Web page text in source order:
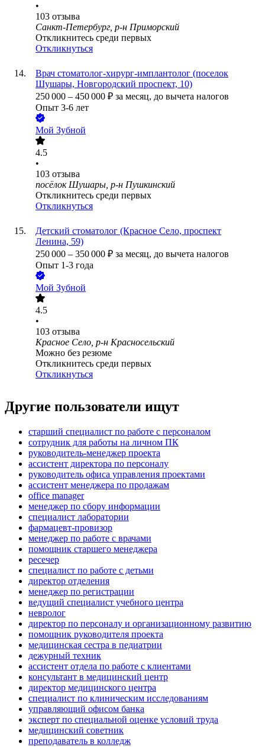
•
103 отзыва
Санкт-Петербург, р-н Приморский
Откликнитесь среди первых
Откликнуться
Врач стоматолог-хирург-имплантолог (поселок
Шушары, Новгородский проспект, 10)
250 000 – 450 000 ₽ за месяц, до вычета налогов
Опыт 3-6 лет
Мой Зубной
4.5
•
103 отзыва
посёлок Шушары, р-н Пушкинский
Откликнитесь среди первых
Откликнуться
Детский стоматолог (Красное Село, проспект
Ленина, 59)
250 000 – 350 000 ₽ за месяц, до вычета налогов
Опыт 1-3 года
Мой Зубной
4.5
•
103 отзыва
Красное Село, р-н Красносельский
Можно без резюме
Откликнитесь среди первых
Откликнуться
Другие пользователи ищут
старший специалист по работе с персоналом
сотрудник для работы на личном ПК
руководитель-менеджер проекта
ассистент директора по персоналу
руководитель офиса управления проектами
ассистент менеджера по продажам
office manager
менеджер по сбору информации
специалист лаборатории
фармацевт-провизор
менеджер по работе с врачами
помощник старшего менеджера
ресечер
специалист по работе с детьми
директор отделения
менеджер по регистрации
ведущий специалист учебного центра
невролог
директор по персоналу и организационному развитию
помощник руководителя проекта
медицинская сестра в педиатрии
дежурный техник
ассистент отдела по работе с клиентами
консультант в медицинский центр
директор медицинского центра
специалист по клиническим исследованиям
управляющий офисом банка
эксперт по специальной оценке условий труда
медицинский советник
преподаватель в колледж